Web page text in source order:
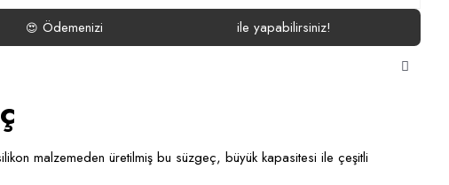
😍 Ödemenizi
ile yapabilirsiniz!
malzemeden üretilmiş bu süzgeç, büyük kapasitesi ile çeşitli